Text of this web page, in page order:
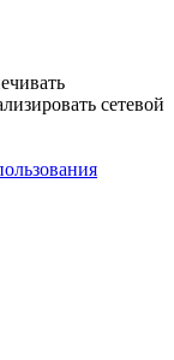
сетевой